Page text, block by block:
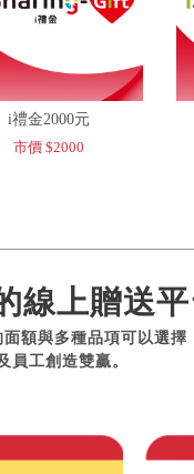
i禮金2000元
市價 $2000
線上贈送
額與多種品項可以選擇
員工創造雙贏。